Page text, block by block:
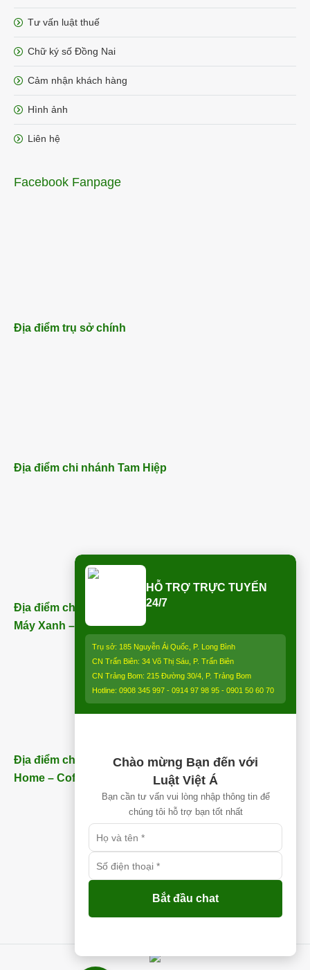
Tư vấn luật thuế
Chữ ký số Đồng Nai
Cảm nhận khách hàng
Hình ảnh
Liên hệ
Facebook Fanpage
Địa điểm trụ sở chính
Địa điểm chi nhánh Tam Hiệp
Địa điểm chi nhánh Trảng Bom (ngay bên cạnh Điện
Máy Xanh – Trảng Bom) – ĐT:
Địa điểm chi nhánh Nhơn Trạch (Gần Thăng Long
Home – Coffee) – ĐT:
0913 850 997
HỖ TRỢ TRỰC TUYẾN
24/7
Trụ sở: 185 Nguyễn Ái Quốc, P. Long Bình
CN Trấn Biên: 34 Võ Thị Sáu, P. Trấn Biên
CN Trảng Bom: 215 Đường 30/4, P. Trảng Bom
Hotline: 0908 345 997 - 0914 97 98 95 - 0901 50 60 70
Chào mừng Bạn đến với
Luật Việt Á
Bạn cần tư vấn vui lòng nhập thông tin để
chúng tôi hỗ trợ bạn tốt nhất
Bắt đầu chat